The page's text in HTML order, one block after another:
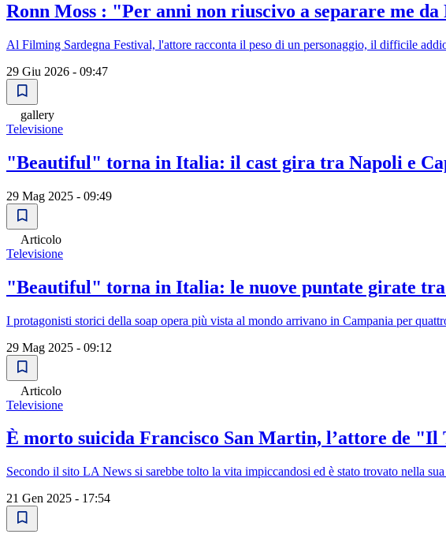
Ronn Moss : "Per anni non riuscivo a separare me
Al Filming Sardegna Festival, l'attore racconta il peso di un personaggio, il difficile
29 Giu 2026 - 09:47
gallery
Televisione
"Beautiful" torna in Italia: il cast gira tra Napoli e
29 Mag 2025 - 09:49
Articolo
Televisione
"Beautiful" torna in Italia: le nuove puntate girate
I protagonisti storici della soap opera più vista al mondo arrivano in Campania per
29 Mag 2025 - 09:12
Articolo
Televisione
È morto suicida Francisco San Martin, l’attore de
Secondo il sito LA News si sarebbe tolto la vita impiccandosi ed è stato trovato nella
21 Gen 2025 - 17:54